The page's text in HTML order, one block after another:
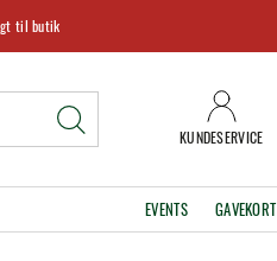
til butik
KUNDESERVICE
EVENTS GAVEKORT